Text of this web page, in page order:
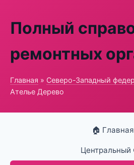
Полный
ремонтных
Главная » Северо-Западный
Ателье Дерево
🏠 Главная